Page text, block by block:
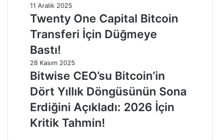
11 Aralık 2025
Twenty One Capital Bitcoin
Transferi İçin Düğmeye
Bastı!
28 Kasım 2025
Bitwise CEO’su Bitcoin’in
Dört Yıllık Döngüsünün Sona
Erdiğini Açıkladı: 2026 İçin
Kritik Tahmin!